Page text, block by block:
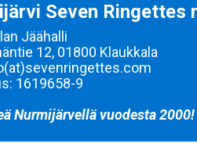
Seven Ringettes
Jäähalli
12, 01800 Klaukkala
1619658-9
Nurmijärvellä vuodesta 2000!